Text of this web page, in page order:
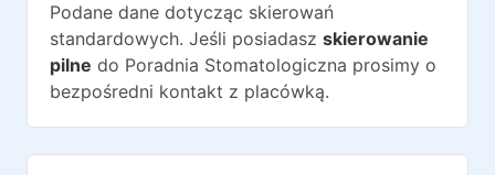
Podane dane dotycząc skierowań
standardowych. Jeśli posiadasz skierowanie
pilne do Poradnia Stomatologiczna prosimy o
bezpośredni kontakt z placówką.